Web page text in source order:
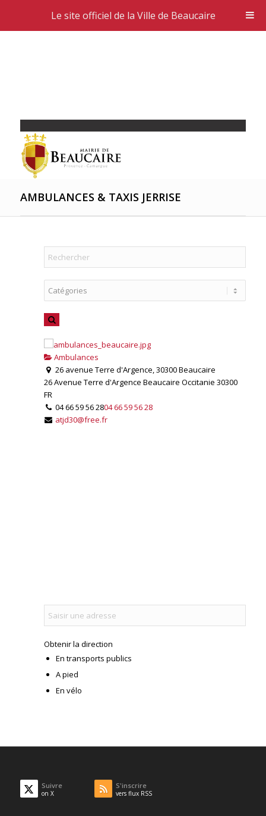
AMBULANCES & TAXIS JERRISE
Ambulances
26 avenue Terre d'Argence, 30300 Beaucaire
26 Avenue Terre d'Argence Beaucaire Occitanie 30300
FR
04 66 59 56 2804 66 59 56 28
atjd30@free.fr
Obtenir la direction
En transports publics
A pied
En vélo
Suivre
on X
S'inscrire
vers flux RSS
Le site officiel de la Ville de Beaucaire